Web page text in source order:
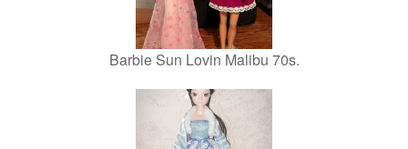
Barbie Sun Lovin Malibu 70s.